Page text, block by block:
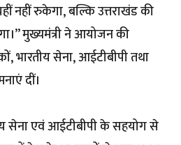
नहीं रुकेगा, बल्कि उत्तराखंड की
मुख्यमंत्री ने आयोजन की
सेना, आईटीबीपी तथा
दीं।
सेना एवं आईटीबीपी के सहयोग से